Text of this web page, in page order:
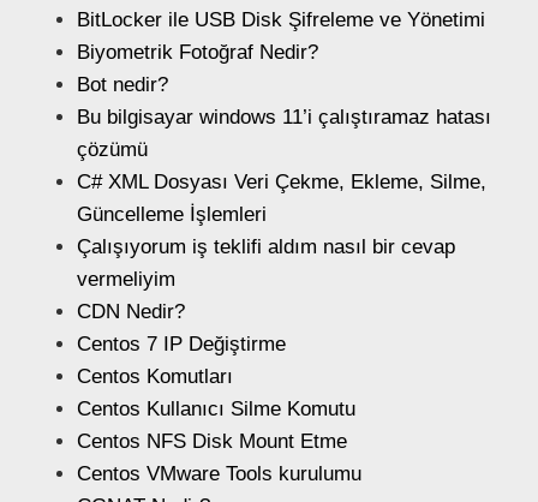
BitLocker ile USB Disk Şifreleme ve Yönetimi
Biyometrik Fotoğraf Nedir?
Bot nedir?
Bu bilgisayar windows 11’i çalıştıramaz hatası
çözümü
C# XML Dosyası Veri Çekme, Ekleme, Silme,
Güncelleme İşlemleri
Çalışıyorum iş teklifi aldım nasıl bir cevap
vermeliyim
CDN Nedir?
Centos 7 IP Değiştirme
Centos Komutları
Centos Kullanıcı Silme Komutu
Centos NFS Disk Mount Etme
Centos VMware Tools kurulumu